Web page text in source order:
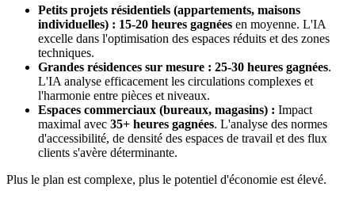
Petits projets résidentiels (appartements, maisons
individuelles) : 15-20 heures gagnées en moyenne. L'IA
excelle dans l'optimisation des espaces réduits et des zones
techniques.
Grandes résidences sur mesure : 25-30 heures gagnées.
L'IA analyse efficacement les circulations complexes et
l'harmonie entre pièces et niveaux.
Espaces commerciaux (bureaux, magasins) : Impact
maximal avec 35+ heures gagnées. L'analyse des normes
d'accessibilité, de densité des espaces de travail et des flux
clients s'avère déterminante.
Plus le plan est complexe, plus le potentiel d'économie est élevé.